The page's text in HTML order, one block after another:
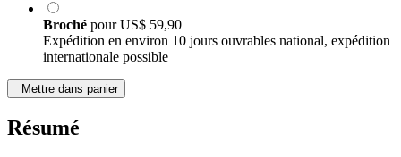
Broché pourUS$ 59,90
Expédition en environ 10 jours ouvrables national, expédition
internationale possible
Mettre dans panier
Résumé